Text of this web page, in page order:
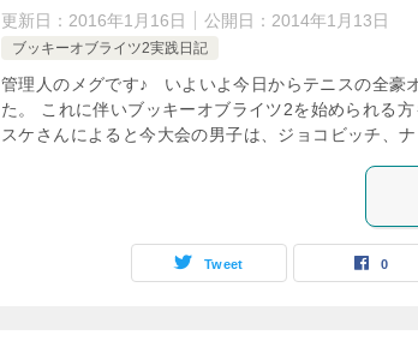
更新日： 2016年1月16日 公開日： 2014年1月13日
ブッキーオブライツ2実践日記
管理人のメグです♪ いよいよ今日からテニスの全豪
た。 これに伴いブッキーオブライツ2を始められる
スケさんによると今大会の男子は、ジョコビッチ、
Tweet 0